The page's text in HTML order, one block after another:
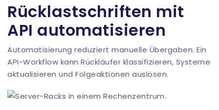
Rücklastschriften mit
API automatisieren
Automatisierung reduziert manuelle Übergaben. Ein
API-Workflow kann Rückläufer klassifizieren, Systeme
aktualisieren und Folgeaktionen auslösen.